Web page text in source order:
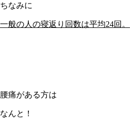
ちなみに
一般の人の寝返り回数は平均24回。
腰痛がある方は
なんと！